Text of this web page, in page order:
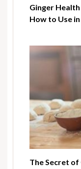
Ginger
How to Use
The Secret